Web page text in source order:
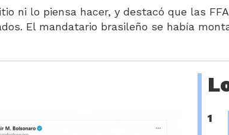
ni lo piensa hacer, y destacó que las
El mandatario brasileño se había
1